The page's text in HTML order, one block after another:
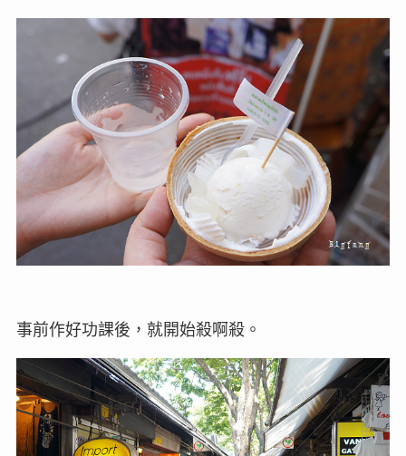
事前作好功課後，就開始殺啊殺。